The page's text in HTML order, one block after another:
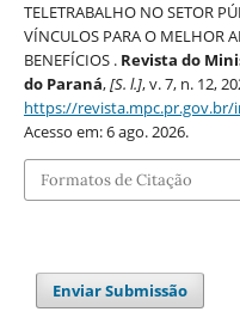
TELETRABALHO NO SETOR
VÍNCULOS PARA O MELHOR
BENEFÍCIOS . Revista do
do Paraná,[S. l.], v. 7, n. 12,
https://revista.mpc.pr.gov.br/
Acesso em: 6 ago. 2026.
Formatos de Citação
Enviar Submissão